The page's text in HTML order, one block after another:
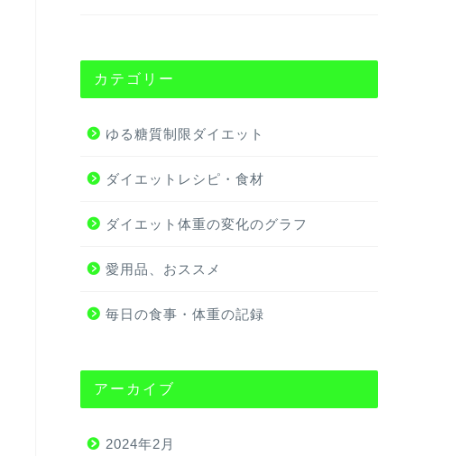
カテゴリー
ゆる糖質制限ダイエット
ダイエットレシピ・食材
ダイエット体重の変化のグラフ
愛用品、おススメ
毎日の食事・体重の記録
アーカイブ
2024年2月